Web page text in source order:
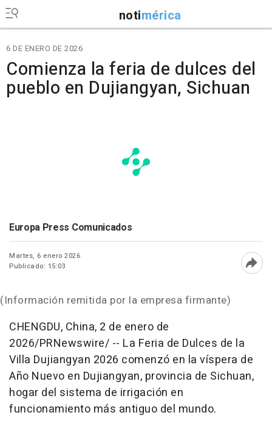
notimérica
6 DE ENERO DE 2026
Comienza la feria de dulces del
pueblo en Dujiangyan, Sichuan
Europa Press Comunicados
Martes, 6 enero 2026
Publicado: 15:03
(Información remitida por la empresa firmante)
CHENGDU, China, 2 de enero de
2026/PRNewswire/ -- La Feria de Dulces de la
Villa Dujiangyan 2026 comenzó en la víspera de
Año Nuevo en Dujiangyan, provincia de Sichuan,
hogar del sistema de irrigación en
funcionamiento más antiguo del mundo.